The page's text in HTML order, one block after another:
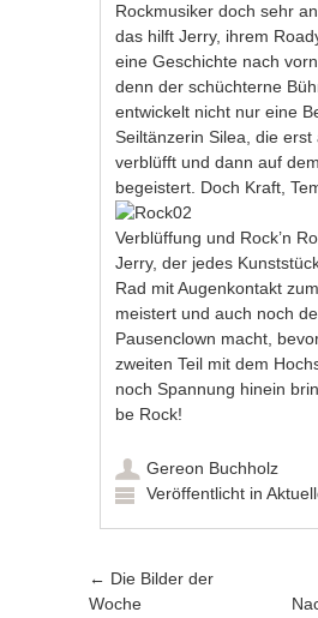
Rockmusiker doch sehr
das hilft Jerry, ihrem
eine Geschichte nach
denn der schüchterne
entwickelt nicht nur eine
Seiltänzerin Silea, die erst
verblüfft und dann auf
begeistert. Doch Kraft,
Verblüffung und Rock’n
Jerry, der jedes
Rad mit Augenkontakt
meistert und auch noch
Pausenclown macht,
zweiten Teil mit dem
noch Spannung hinein
be Rock!
Gereon Buchholz
Veröffentlicht in
Artikel-
← Die Bilder der
Woche